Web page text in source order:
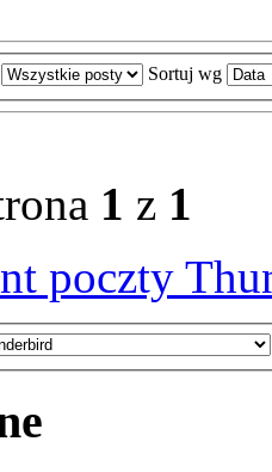
Sortuj wg
1 z 1
poczty